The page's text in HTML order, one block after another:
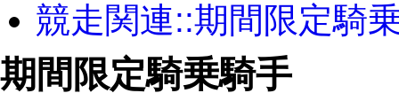
競走関連::期間限定騎
期間限定騎乗騎手